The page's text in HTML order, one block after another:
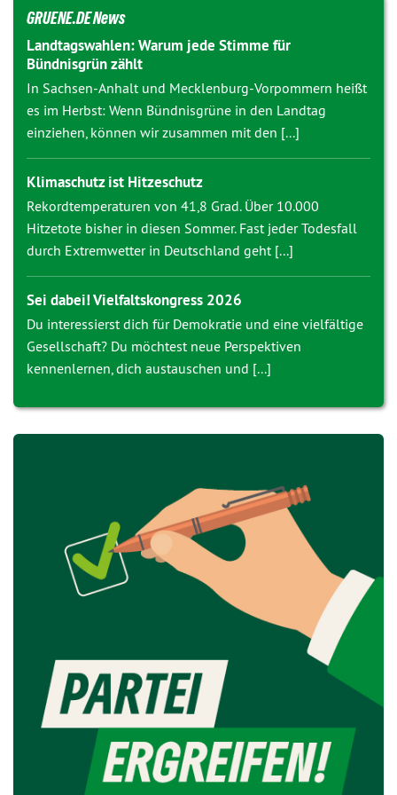
GRUENE.DE News
Landtagswahlen: Warum jede Stimme für
Bündnisgrün zählt
In Sachsen-Anhalt und Mecklenburg-Vorpommern heißt
es im Herbst: Wenn Bündnisgrüne in den Landtag
einziehen, können wir zusammen mit den [...]
Klimaschutz ist Hitzeschutz
Rekordtemperaturen von 41,8 Grad. Über 10.000
Hitzetote bisher in diesen Sommer. Fast jeder Todesfall
durch Extremwetter in Deutschland geht [...]
Sei dabei! Vielfaltskongress 2026
Du interessierst dich für Demokratie und eine vielfältige
Gesellschaft? Du möchtest neue Perspektiven
kennenlernen, dich austauschen und [...]